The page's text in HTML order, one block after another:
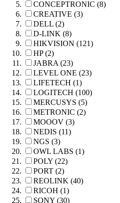
CONCEPTRONIC (8)
CREATIVE (3)
DELL (2)
D-LINK (8)
HIKVISION (121)
HP (2)
JABRA (23)
LEVEL ONE (23)
LIFETECH (1)
LOGITECH (100)
MERCUSYS (5)
METRONIC (2)
MOOOV (3)
NEDIS (11)
NGS (3)
OWL LABS (1)
POLY (22)
PORT (2)
REOLINK (40)
RICOH (1)
SONY (30)